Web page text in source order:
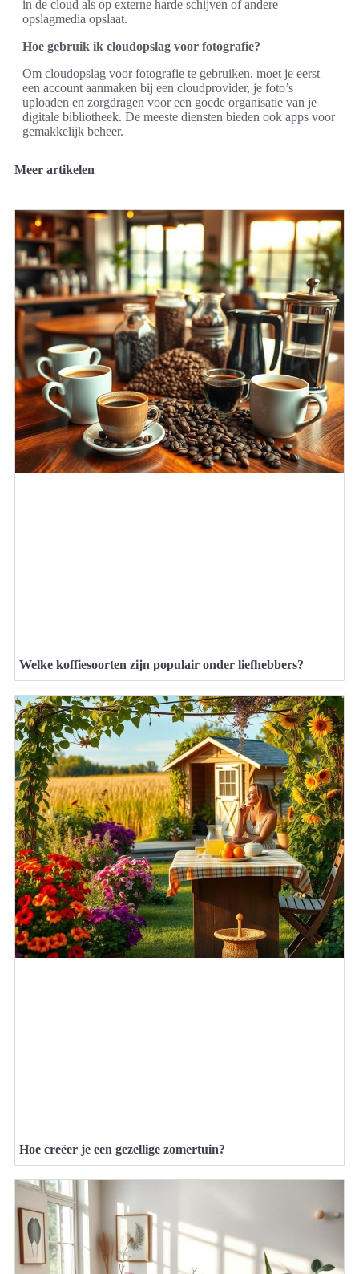
in de cloud als op externe harde schijven of andere
opslagmedia opslaat.
Hoe gebruik ik cloudopslag voor fotografie?
Om cloudopslag voor fotografie te gebruiken, moet je eerst
een account aanmaken bij een cloudprovider, je foto’s
uploaden en zorgdragen voor een goede organisatie van je
digitale bibliotheek. De meeste diensten bieden ook apps voor
gemakkelijk beheer.
Meer artikelen
Welke koffiesoorten zijn populair onder liefhebbers?
Hoe creëer je een gezellige zomertuin?